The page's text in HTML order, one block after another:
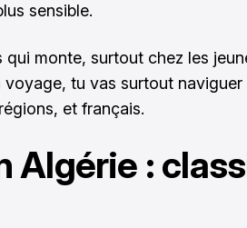
sensible.
qui monte, surtout chez les
voyage, tu vas surtout
et français.
Algérie :